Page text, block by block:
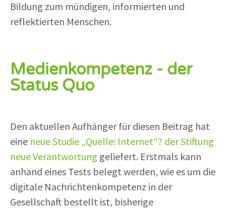
Bildung zum mündigen, informierten und
reflektierten Menschen.
Medienkompetenz - der
Status Quo
Den aktuellen Aufhänger für diesen Beitrag hat
eine neue Studie „Quelle: Internet“? der Stiftung
neue Verantwortung geliefert. Erstmals kann
anhand eines Tests belegt werden, wie es um die
digitale Nachrichtenkompetenz in der
Gesellschaft bestellt ist, bisherige